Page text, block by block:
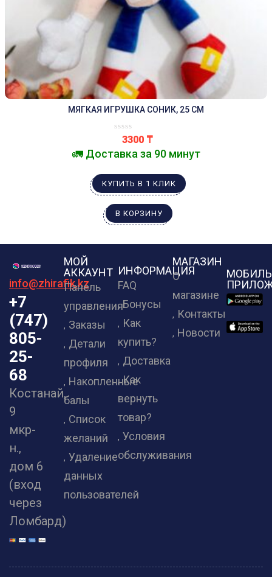
МЯГКАЯ ИГРУШКА СОНИК, 25 СМ
3300 ₸
🚛 Доставка за 90 минут
КУПИТЬ В 1 КЛИК
В КОРЗИНУ
info@zhirafik.kz
+7
(747)
805-
25-
68
Костанай,
9
мкр-
н.,
дом 6
(вход
через
Ломбард)
МОЙ
АККАУНТ
Панель
управления
Заказы
Детали
профиля
Накопленные
балы
Список
желаний
Удаление
данных
пользователей
ИНФОРМАЦИЯ
FAQ
Бонусы
Как
купить?
Доставка
Как
вернуть
товар?
Условия
обслуживания
МАГАЗИН
О
магазине
Контакты
Новости